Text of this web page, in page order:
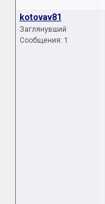
kotovav81
Заглянувший
Сообщения: 1